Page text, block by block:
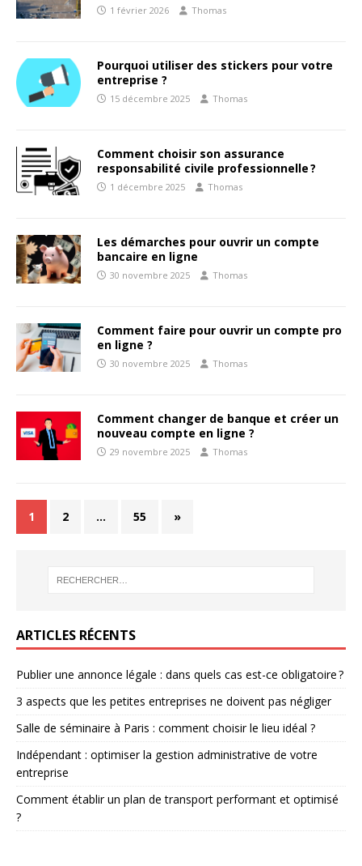
1 février 2026 Thomas
Pourquoi utiliser des stickers pour votre
entreprise ?
15 décembre 2025 Thomas
Comment choisir son assurance
responsabilité civile professionnelle ?
1 décembre 2025 Thomas
Les démarches pour ouvrir un compte
bancaire en ligne
30 novembre 2025 Thomas
Comment faire pour ouvrir un compte pro
en ligne ?
30 novembre 2025 Thomas
Comment changer de banque et créer un
nouveau compte en ligne ?
29 novembre 2025 Thomas
1 2 … 55 »
ARTICLES RÉCENTS
Publier une annonce légale : dans quels cas est-ce obligatoire ?
3 aspects que les petites entreprises ne doivent pas négliger
Salle de séminaire à Paris : comment choisir le lieu idéal ?
Indépendant : optimiser la gestion administrative de votre
entreprise
Comment établir un plan de transport performant et optimisé
?